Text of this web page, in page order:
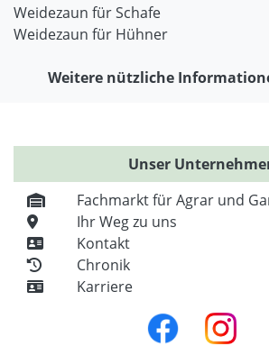
Weidezaun für Schafe
Weidezaun für Hühner
Weitere nützliche
Unser
Fachmarkt für Agrar und
Ihr Weg zu uns
Kontakt
Chronik
Karriere